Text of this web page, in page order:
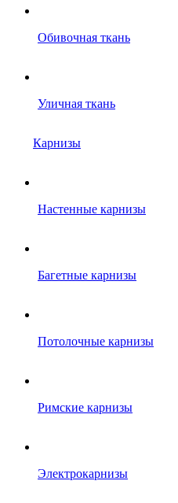
Обивочная ткань
Уличная ткань
Карнизы
Настенные карнизы
Багетные карнизы
Потолочные карнизы
Римские карнизы
Электрокарнизы